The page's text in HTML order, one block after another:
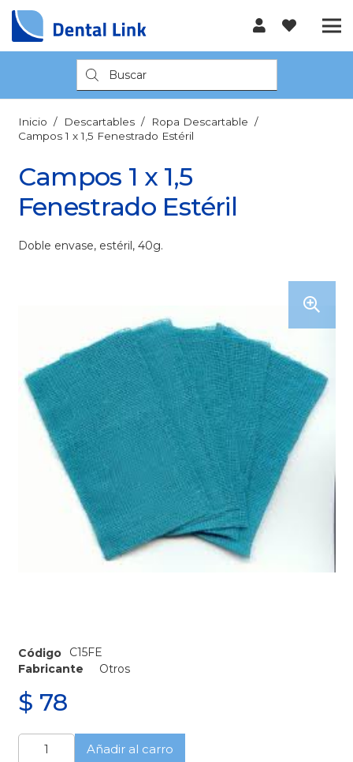
Búsqueda
de
productos
Inicio / Descartables / Ropa Descartable /
Campos 1 x 1,5 Fenestrado Estéril
Campos 1 x 1,5
Fenestrado Estéril
Doble envase, estéril, 40g.
Código
C15FE
Fabricante
Otros
$ 78
Campos
Añadir al carro